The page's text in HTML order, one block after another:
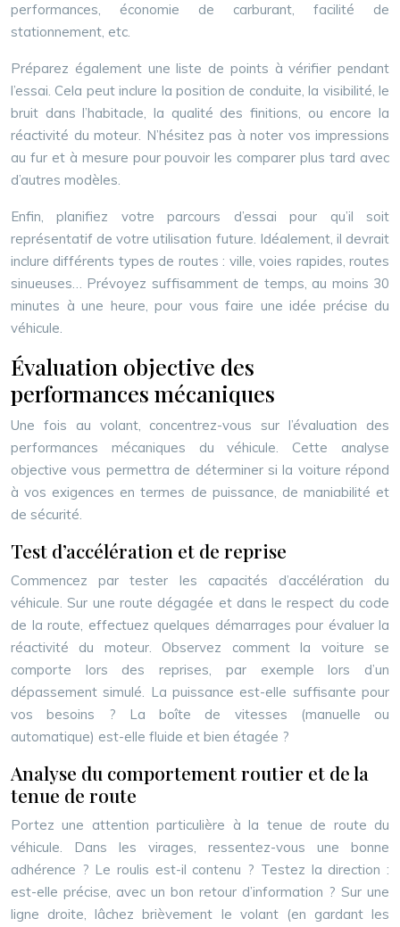
performances, économie de carburant, facilité de
stationnement, etc.
Préparez également une liste de points à vérifier pendant
l’essai. Cela peut inclure la position de conduite, la visibilité, le
bruit dans l’habitacle, la qualité des finitions, ou encore la
réactivité du moteur. N’hésitez pas à noter vos impressions
au fur et à mesure pour pouvoir les comparer plus tard avec
d’autres modèles.
Enfin, planifiez votre parcours d’essai pour qu’il soit
représentatif de votre utilisation future. Idéalement, il devrait
inclure différents types de routes : ville, voies rapides, routes
sinueuses… Prévoyez suffisamment de temps, au moins 30
minutes à une heure, pour vous faire une idée précise du
véhicule.
Évaluation objective des
performances mécaniques
Une fois au volant, concentrez-vous sur l’évaluation des
performances mécaniques du véhicule. Cette analyse
objective vous permettra de déterminer si la voiture répond
à vos exigences en termes de puissance, de maniabilité et
de sécurité.
Test d’accélération et de reprise
Commencez par tester les capacités d’accélération du
véhicule. Sur une route dégagée et dans le respect du code
de la route, effectuez quelques démarrages pour évaluer la
réactivité du moteur. Observez comment la voiture se
comporte lors des reprises, par exemple lors d’un
dépassement simulé. La puissance est-elle suffisante pour
vos besoins ? La boîte de vitesses (manuelle ou
automatique) est-elle fluide et bien étagée ?
Analyse du comportement routier et de la
tenue de route
Portez une attention particulière à la tenue de route du
véhicule. Dans les virages, ressentez-vous une bonne
adhérence ? Le roulis est-il contenu ? Testez la direction :
est-elle précise, avec un bon retour d’information ? Sur une
ligne droite, lâchez brièvement le volant (en gardant les